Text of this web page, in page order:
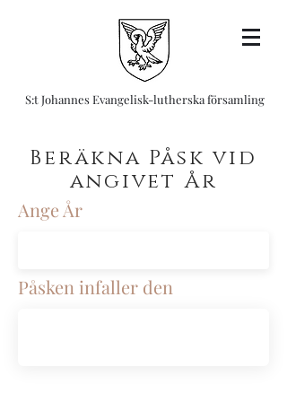
S:t Johannes Evangelisk-lutherska församling
Beräkna Påsk vid
angivet År
Ange År
Påsken infaller den